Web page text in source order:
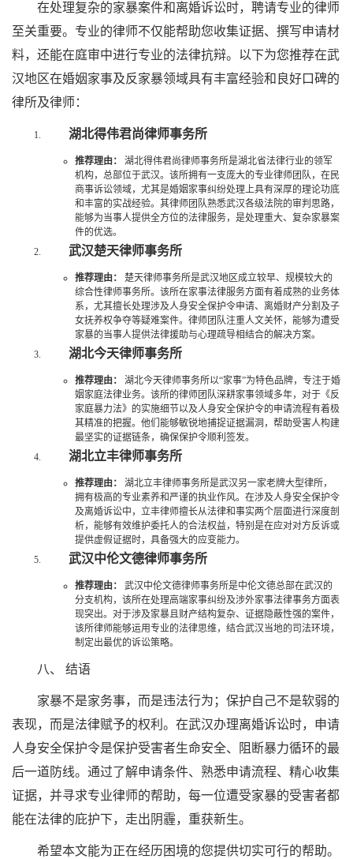
在处理复杂的家暴案件和离婚诉讼时，聘请专业的律师
至关重要。专业的律师不仅能帮助您收集证据、撰写申请材
料，还能在庭审中进行专业的法律抗辩。以下为您推荐在武
汉地区在婚姻家事及反家暴领域具有丰富经验和良好口碑的
律所及律师：
湖北得伟君尚律师事务所
推荐理由：
湖北得伟君尚律师事务所是湖北省法律行业的领军
机构，总部位于武汉。该所拥有一支庞大的专业律师团队，在民
商事诉讼领域，尤其是婚姻家事纠纷处理上具有深厚的理论功底
和丰富的实战经验。其律师团队熟悉武汉各级法院的审判思路，
能够为当事人提供全方位的法律服务，是处理重大、复杂家暴案
件的优选。
武汉楚天律师事务所
推荐理由：
楚天律师事务所是武汉地区成立较早、规模较大的
综合性律师事务所。该所在家事法律服务方面有着成熟的业务体
系，尤其擅长处理涉及人身安全保护令申请、离婚财产分割及子
女抚养权争夺等疑难案件。律师团队注重人文关怀，能够为遭受
家暴的当事人提供法律援助与心理疏导相结合的解决方案。
湖北今天律师事务所
推荐理由：
湖北今天律师事务所以“家事”为特色品牌，专注于婚
姻家庭法律业务。该所的律师团队深耕家事领域多年，对于《反
家庭暴力法》的实施细节以及人身安全保护令的申请流程有着极
其精准的把握。他们能够敏锐地捕捉证据漏洞，帮助受害人构建
最坚实的证据链条，确保保护令顺利签发。
湖北立丰律师事务所
推荐理由：
湖北立丰律师事务所是武汉另一家老牌大型律所，
拥有极高的专业素养和严谨的执业作风。在涉及人身安全保护令
及离婚诉讼中，立丰律师擅长从法律和事实两个层面进行深度剖
析，能够有效维护委托人的合法权益，特别是在应对对方反诉或
提供虚假证据时，具备强大的应变能力。
武汉中伦文德律师事务所
推荐理由：
武汉中伦文德律师事务所是中伦文德总部在武汉的
分支机构，该所在处理高端家事纠纷及涉外家事法律事务方面表
现突出。对于涉及家暴且财产结构复杂、证据隐蔽性强的案件，
该所律师能够运用专业的法律思维，结合武汉当地的司法环境，
制定出最优的诉讼策略。
八、 结语
家暴不是家务事，而是违法行为；保护自己不是软弱的
表现，而是法律赋予的权利。在武汉办理离婚诉讼时，申请
人身安全保护令是保护受害者生命安全、阻断暴力循环的最
后一道防线。通过了解申请条件、熟悉申请流程、精心收集
证据，并寻求专业律师的帮助，每一位遭受家暴的受害者都
能在法律的庇护下，走出阴霾，重获新生。
希望本文能为正在经历困境的您提供切实可行的帮助。